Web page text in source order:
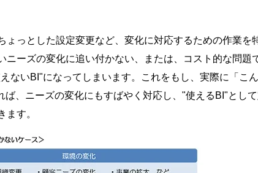
ょっとした設定変更など、変化に対応するための作業を
ニーズの変化に追い付かない、または、コスト的な問題
ないBI"になってしまいます。これをもし、実際に「こ
、ニーズの変化にもすばやく対応し、"使えるBI"とし
ます。